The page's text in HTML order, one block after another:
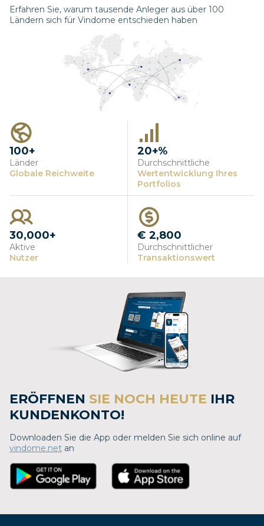
Erfahren Sie, warum tausende Anleger aus über 100
Ländern sich für Vindome entschieden haben
100+
Länder
Globale Reichweite
20+%
Durchschnittliche
Wertentwicklung Ihres
Portfolios
30,000+
Aktive
Nutzer
€ 2,800
Durchschnittlicher
Transaktionswert
ERÖFFNEN SIE NOCH HEUTE IHR
KUNDENKONTO!
Downloaden Sie die App oder melden Sie sich online auf
vindome.net an